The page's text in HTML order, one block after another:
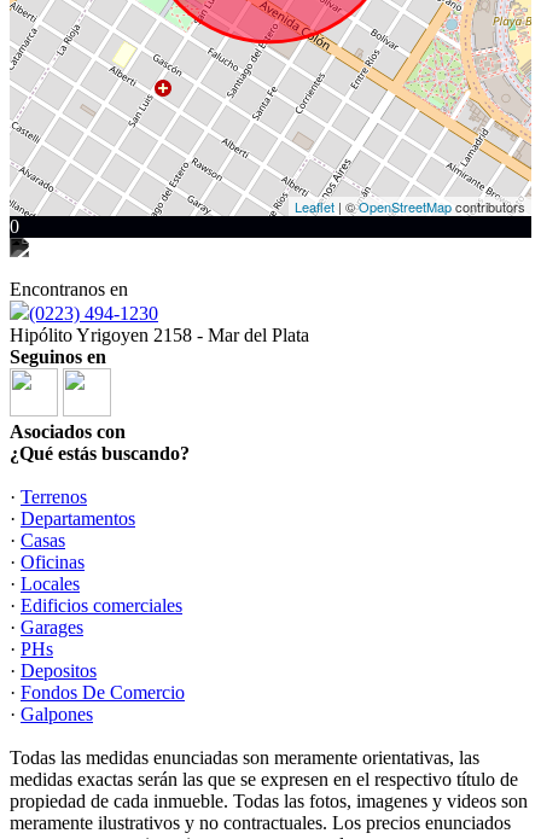
Leaflet | ©OpenStreetMapcontributors
0
Encontranos en
(0223) 494-1230
Hipólito Yrigoyen 2158 - Mar del Plata
Seguinos en
Asociados con
¿Qué estás buscando?
· Terrenos
· Departamentos
· Casas
· Oficinas
· Locales
· Edificios comerciales
· Garages
· PHs
· Depositos
· Fondos De Comercio
· Galpones
Todas las medidas enunciadas son meramente orientativas, las
medidas exactas serán las que se expresen en el respectivo título de
propiedad de cada inmueble. Todas las fotos, imagenes y videos son
meramente ilustrativos y no contractuales. Los precios enunciados